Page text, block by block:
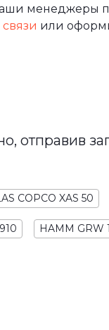
менеджеры
или
отправив
COPCO XAS 50
HAMM GRW